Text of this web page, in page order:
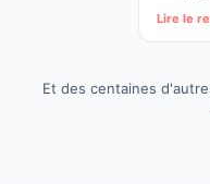
Lire le
Et des centaines